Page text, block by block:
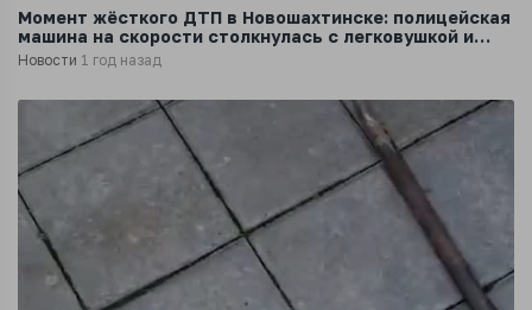
Момент жëсткого ДТП в Новошахтинске: полицейская
машина на скорости столкнулась с легковушкой и
перевернулась
Новости 1 год назад